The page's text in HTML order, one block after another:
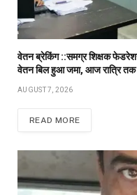
वेतन ब्रेकिंग ::समग्र शिक्षक
वेतन बिल हुआ जमा, आज रात्रि तक
AUGUST 7, 2026
READ MORE